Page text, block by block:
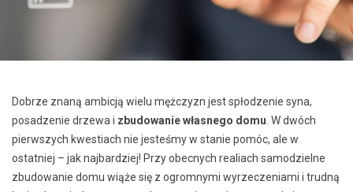
Dobrze znaną ambicją wielu mężczyzn jest spłodzenie syna,
posadzenie drzewa i zbudowanie własnego domu . W dwóch
pierwszych kwestiach nie jesteśmy w stanie pomóc, ale w
ostatniej – jak najbardziej! Przy obecnych realiach samodzielne
zbudowanie domu wiąże się z ogromnymi wyrzeczeniami i trudną